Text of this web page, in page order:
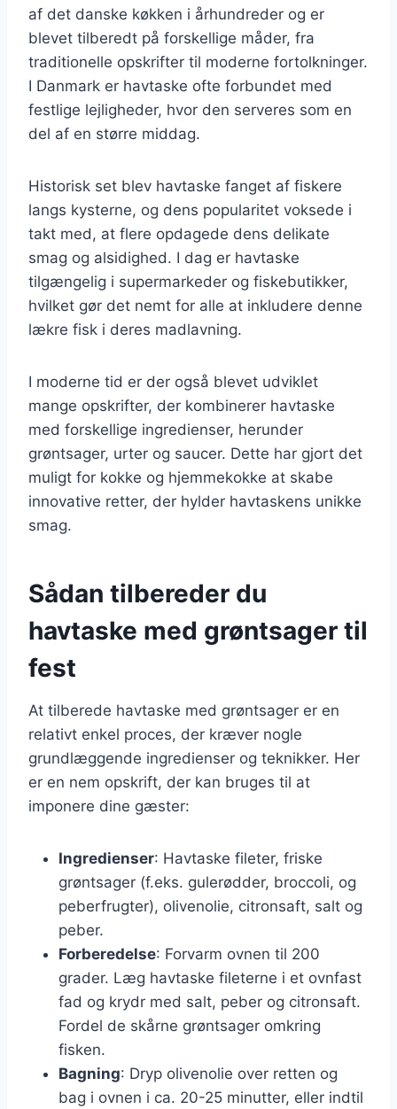
af det danske køkken i århundreder og er
blevet tilberedt på forskellige måder, fra
traditionelle opskrifter til moderne fortolkninger.
I Danmark er havtaske ofte forbundet med
festlige lejligheder, hvor den serveres som en
del af en større middag.
Historisk set blev havtaske fanget af fiskere
langs kysterne, og dens popularitet voksede i
takt med, at flere opdagede dens delikate
smag og alsidighed. I dag er havtaske
tilgængelig i supermarkeder og fiskebutikker,
hvilket gør det nemt for alle at inkludere denne
lækre fisk i deres madlavning.
I moderne tid er der også blevet udviklet
mange opskrifter, der kombinerer havtaske
med forskellige ingredienser, herunder
grøntsager, urter og saucer. Dette har gjort det
muligt for kokke og hjemmekokke at skabe
innovative retter, der hylder havtaskens unikke
smag.
Sådan tilbereder du
havtaske med grøntsager til
fest
At tilberede havtaske med grøntsager er en
relativt enkel proces, der kræver nogle
grundlæggende ingredienser og teknikker. Her
er en nem opskrift, der kan bruges til at
imponere dine gæster:
Ingredienser: Havtaske fileter, friske
grøntsager (f.eks. gulerødder, broccoli, og
peberfrugter), olivenolie, citronsaft, salt og
peber.
Forberedelse: Forvarm ovnen til 200
grader. Læg havtaske fileterne i et ovnfast
fad og krydr med salt, peber og citronsaft.
Fordel de skårne grøntsager omkring
fisken.
Bagning: Dryp olivenolie over retten og
bag i ovnen i ca. 20-25 minutter, eller indtil